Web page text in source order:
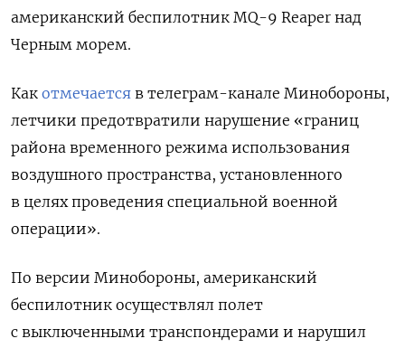
американский беспилотник MQ-9 Reaper над
Черным морем.
Как отмечается в телеграм-канале Минобороны,
летчики предотвратили нарушение «границ
района временного режима использования
воздушного пространства, установленного
в целях проведения специальной военной
операции».
По версии Минобороны, американский
беспилотник осуществлял полет
с выключенными транспондерами и нарушил